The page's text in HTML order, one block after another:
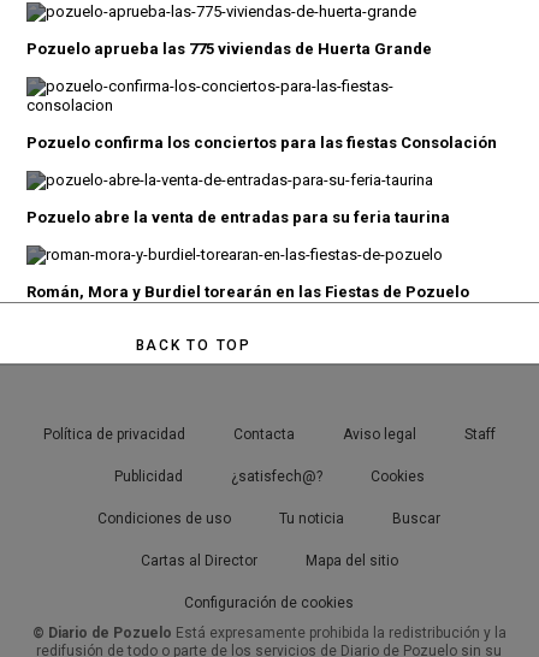
Pozuelo aprueba las 775 viviendas de Huerta Grande
Pozuelo confirma los conciertos para las fiestas Consolación
Pozuelo abre la venta de entradas para su feria taurina
Román, Mora y Burdiel torearán en las Fiestas de Pozuelo
BACK TO TOP
Política de privacidad Contacta Aviso legal Staff
Publicidad ¿satisfech@? Cookies
Condiciones de uso Tu noticia Buscar
Cartas al Director Mapa del sitio
Configuración de cookies
© Diario de Pozuelo Está expresamente prohibida la redistribución y la
redifusión de todo o parte de los servicios de Diario de Pozuelo sin su